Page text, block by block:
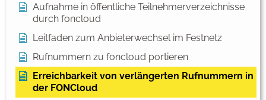
Aufnahme in öffentliche Teilnehmerverzeichnisse
durch foncloud
Leitfaden zum Anbieterwechsel im Festnetz
Rufnummern zu foncloud portieren
Erreichbarkeit von verlängerten Rufnummern in
der FONCloud